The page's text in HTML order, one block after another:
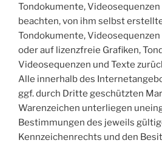
Tondokumente, Videosequenzen
beachten, von ihm selbst
Tondokumente, Videosequenzen
oder auf lizenzfreie Grafiken,
Videosequenzen und Texte
Alle innerhalb des
ggf. durch Dritte geschützten
Warenzeichen unterliegen
Bestimmungen des jeweils
Kennzeichenrechts und den